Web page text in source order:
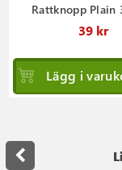
Rattknopp Plain
39 kr
Lägg i
navigate_before